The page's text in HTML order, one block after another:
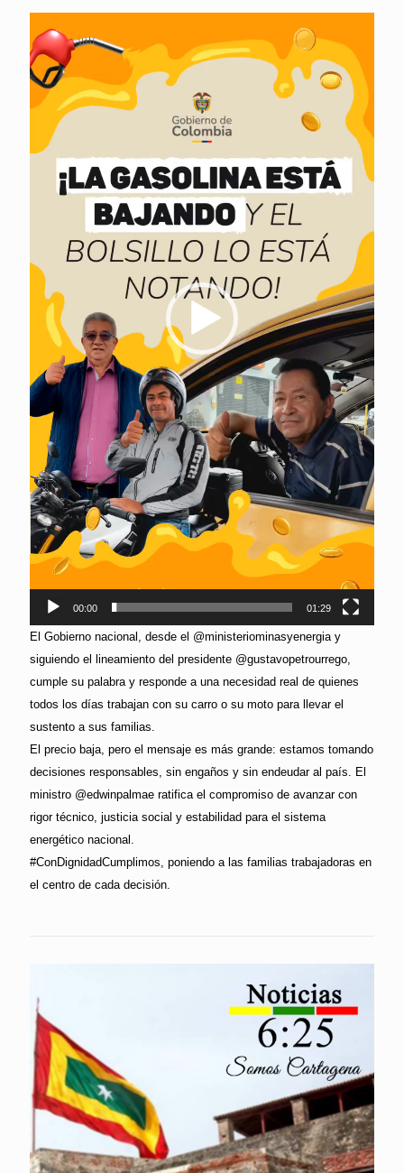
de
vídeo
00:00 01:29
El Gobierno nacional, desde el @ministeriominasyenergia y
siguiendo el lineamiento del presidente @gustavopetrourrego,
cumple su palabra y responde a una necesidad real de quienes
todos los días trabajan con su carro o su moto para llevar el
sustento a sus familias.
El precio baja, pero el mensaje es más grande: estamos tomando
decisiones responsables, sin engaños y sin endeudar al país. El
ministro @edwinpalmae ratifica el compromiso de avanzar con
rigor técnico, justicia social y estabilidad para el sistema
energético nacional.
#ConDignidadCumplimos, poniendo a las familias trabajadoras en
el centro de cada decisión.